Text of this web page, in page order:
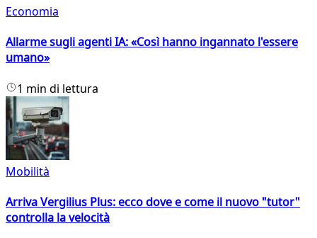
Economia
Allarme sugli agenti IA: «Così hanno ingannato l'essere
umano»
1 min di lettura
Mobilità
Arriva Vergilius Plus: ecco dove e come il nuovo "tutor"
controlla la velocità